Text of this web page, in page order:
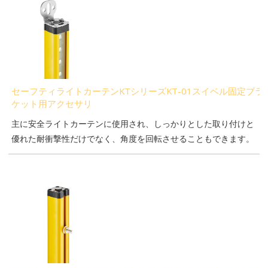
セーフティライトカーテンKTシリーズKT-01スイベル固定ブラ
ケット用アクセサリ
主に安全ライトカーテンに使用され、しっかりとした取り付けと
優れた耐衝撃性だけでなく、角度を回転させることもできます。